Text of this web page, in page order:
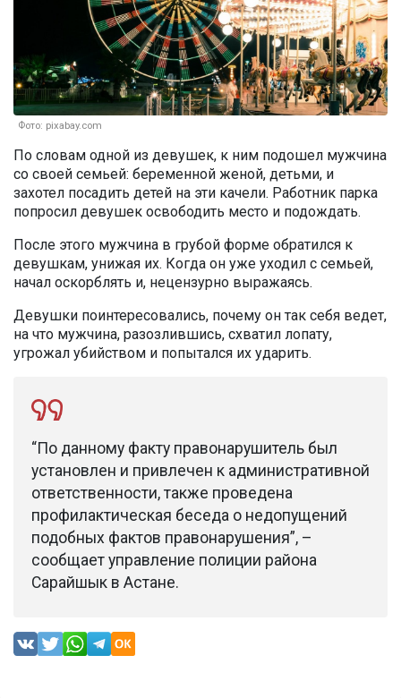
Фото: pixabay.com
По словам одной из девушек, к ним подошел мужчина
со своей семьей: беременной женой, детьми, и
захотел посадить детей на эти качели. Работник парка
попросил девушек освободить место и подождать.
После этого мужчина в грубой форме обратился к
девушкам, унижая их. Когда он уже уходил с семьей,
начал оскорблять и, нецензурно выражаясь.
Девушки поинтересовались, почему он так себя ведет,
на что мужчина, разозлившись, схватил лопату,
угрожал убийством и попытался их ударить.
“По данному факту правонарушитель был
установлен и привлечен к административной
ответственности, также проведена
профилактическая беседа о недопущений
подобных фактов правонарушения”, –
сообщает управление полиции района
Сарайшык в Астане.